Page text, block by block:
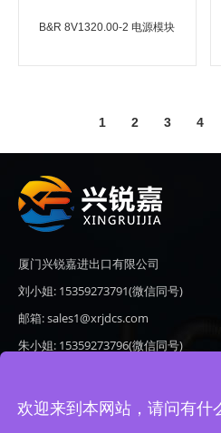
B&R 8V1320.00-2 电源模块
1 2 3 4
厦门兴锐嘉进出口有限公司
刘小姐: 15359273791(微信同号)
邮箱: sales1@xrjdcs.com
朱小姐: 15359273796(微信同号)
地址: 厦门市翔安区新澳路510号海峡现
欢迎来到本网站，请问有什